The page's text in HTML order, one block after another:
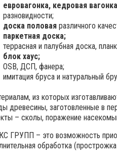
евровагонка, кедровая
разновидности;
доска половая различного
паркетная доска;
террасная и палубная доска,
блок хаус;
OSB, ДСП, фанера;
имитация бруса и натуральный
из которых
древесины, заготовленные в
– сколы, поражение
ГРУПП – это возможность
обработка